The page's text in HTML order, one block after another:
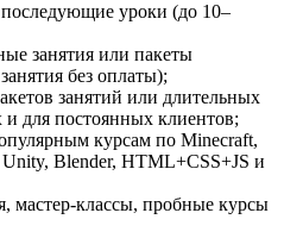
уроки (до 10–
занятия или пакеты
без оплаты);
занятий или длительных
для постоянных клиентов;
курсам по Minecraft,
Blender, HTML+CSS+JS и
мастер-классы, пробные курсы